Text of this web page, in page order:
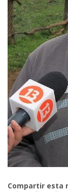
Compartir esta